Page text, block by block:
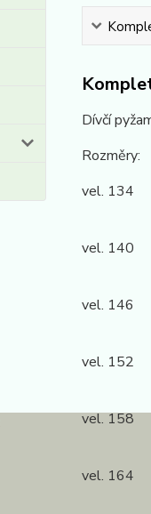
Dívčí
Rozměry:
vel. 134
vel. 140
vel. 146
vel. 152
vel. 158
vel. 164